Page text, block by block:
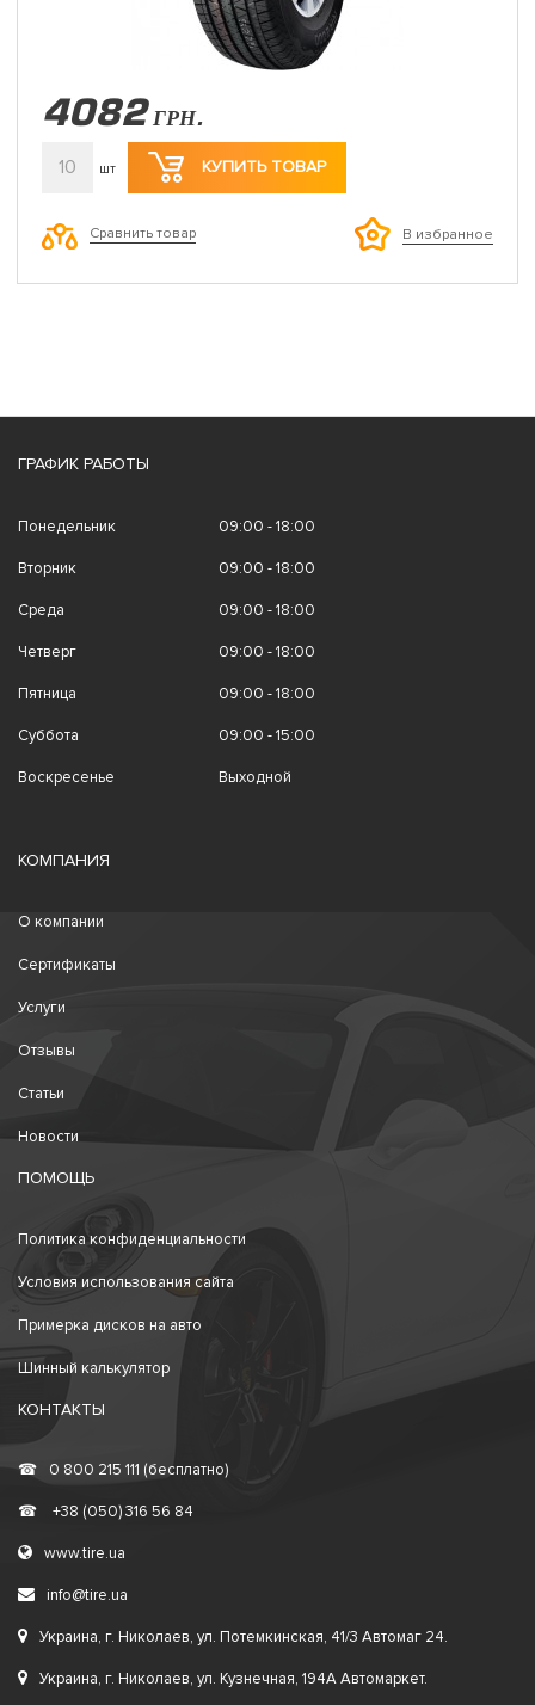
4082 ГРН.
10 шт КУПИТЬ ТОВАР
Сравнить товар В избранное
ГРАФИК РАБОТЫ
Понедельник 09:00 - 18:00
Вторник 09:00 - 18:00
Среда 09:00 - 18:00
Четверг 09:00 - 18:00
Пятница 09:00 - 18:00
Суббота 09:00 - 15:00
Воскресенье Выходной
КОМПАНИЯ
О компании
Сертификаты
Услуги
Отзывы
Статьи
Новости
ПОМОЩЬ
Политика конфиденциальности
Условия использования сайта
Примерка дисков на авто
Шинный калькулятор
КОНТАКТЫ
☎ 0 800 215 111 (бесплатно)
☎ +38 (050) 316 56 84
www.tire.ua
info@tire.ua
Украина, г. Николаев, ул. Потемкинская, 41/3 Автомаг 24.
Украина, г. Николаев, ул. Кузнечная, 194А Автомаркет.